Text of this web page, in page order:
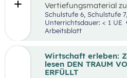
Vertiefungsmaterial
aufbereiteten
verschickt fairen
Unterrichtsdauer: < 1 UE
Arbeitsblatt
Wirtschaft erleben:
lesen DEN TRAUM
ERFÜLLT